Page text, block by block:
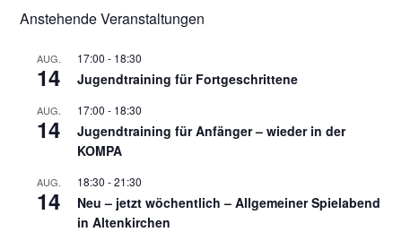
Anstehende Veranstaltungen
AUG.
14
17:00 - 18:30
Jugendtraining für Fortgeschrittene
AUG.
14
17:00 - 18:30
Jugendtraining für Anfänger – wieder in der
KOMPA
AUG.
14
18:30 -21:30
Neu – jetzt wöchentlich – Allgemeiner Spielabend
in Altenkirchen